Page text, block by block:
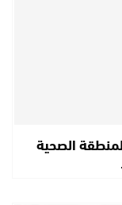
الصحية